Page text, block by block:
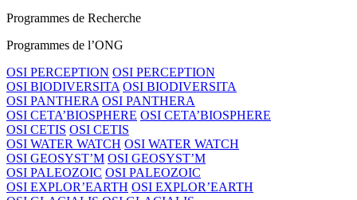
Programmes de Recherche
Programmes de l’ONG
OSI PERCEPTION OSI PERCEPTION
OSI BIODIVERSITA OSI BIODIVERSITA
OSI PANTHERA OSI PANTHERA
OSI CETA’BIOSPHERE OSI CETA’BIOSPHERE
OSI CETIS OSI CETIS
OSI WATER WATCH OSI WATER WATCH
OSI GEOSYST’M OSI GEOSYST’M
OSI PALEOZOIC OSI PALEOZOIC
OSI EXPLOR’EARTH OSI EXPLOR’EARTH